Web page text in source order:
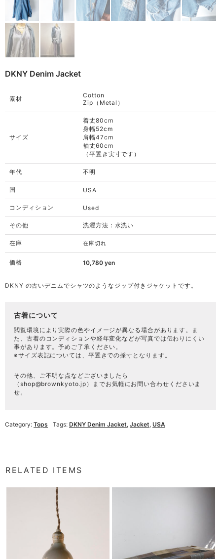
DKNY Denim Jacket
素材
Cotton
Zip（Metal）
サイズ
着丈80cm
身幅52cm
肩幅47cm
袖丈60cm
（平置き実寸です）
年代 不明
国 USA
コンディション Used
その他 洗濯方法：水洗い
在庫 在庫切れ
価格 10,780 yen
DKNY の古いデニムでシャツのようなジップ付きジャケットです。
古着について
閲覧環境により実際の色やイメージが異なる場合があります。ま
た、古着のコンディションや経年変化などが写真では伝わりにくい
事があります。予めご了承ください。
※サイズ表記については、平置きでの採寸となります。
その他、ご不明な点などございましたら
（ shop@brownkyoto.jp ）までお気軽にお問い合わせくださいま
せ。
Category: Tops Tags: DKNY Denim Jacket, Jacket, USA
RELATED ITEMS